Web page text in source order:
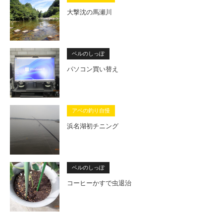
大撃沈の馬瀬川
ベルのしっぽ
パソコン買い替え
アベの釣り自慢
浜名湖初チニング
ベルのしっぽ
コーヒーかすで虫退治